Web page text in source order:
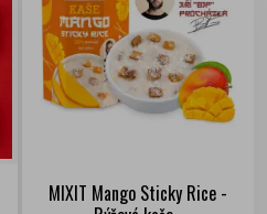
MIXIT Mango Sticky Rice -